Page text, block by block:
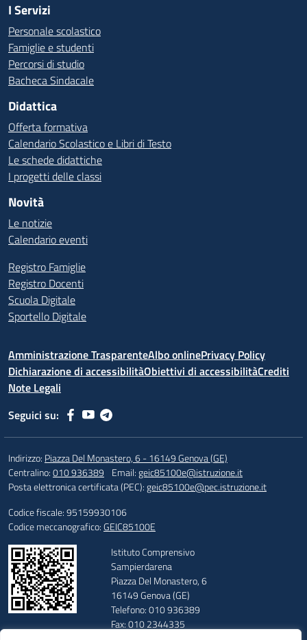
I Servizi
Personale scolastico
Famiglie e studenti
Percorsi di studio
Bacheca Sindacale
Didattica
Offerta formativa
Calendario Scolastico e Libri di Testo
Le schede didattiche
I progetti delle classi
Novità
Le notizie
Calendario eventi
Registro Famiglie
Registro Docenti
Scuola Digitale
Sportello Digitale
Amministrazione TrasparenteAlbo onlinePrivacy Policy
Dichiarazione di accessibilitàObiettivi di accessibilitàCrediti
Note Legali
Seguici su:
Indirizzo: Piazza Del Monastero, 6 - 16149 Genova (GE)
Centralino:010 936389 Email:geic85100e@istruzione.it
Posta elettronica certificata (PEC):geic85100e@pec.istruzione.it
Codice fiscale: 95159930106
Codice meccanografico:GEIC85100E
Istituto Comprensivo
Sampierdarena
Piazza Del Monastero, 6
16149 Genova (GE)
Telefono: 010 936389
Fax: 010 2344335